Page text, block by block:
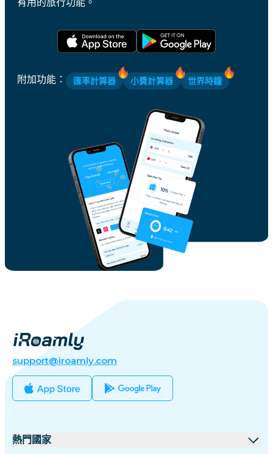
有用的旅行功能。
附加功能 ： 匯率計算器 小費計算器 世界時鐘
support@iroamly.com
熱門國家